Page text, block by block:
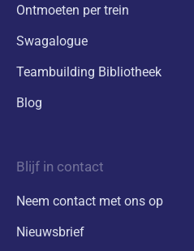
Ontmoeten per trein
Swagalogue
Teambuilding Bibliotheek
Blog
Blijf in contact
Neem contact met ons op
Nieuwsbrief